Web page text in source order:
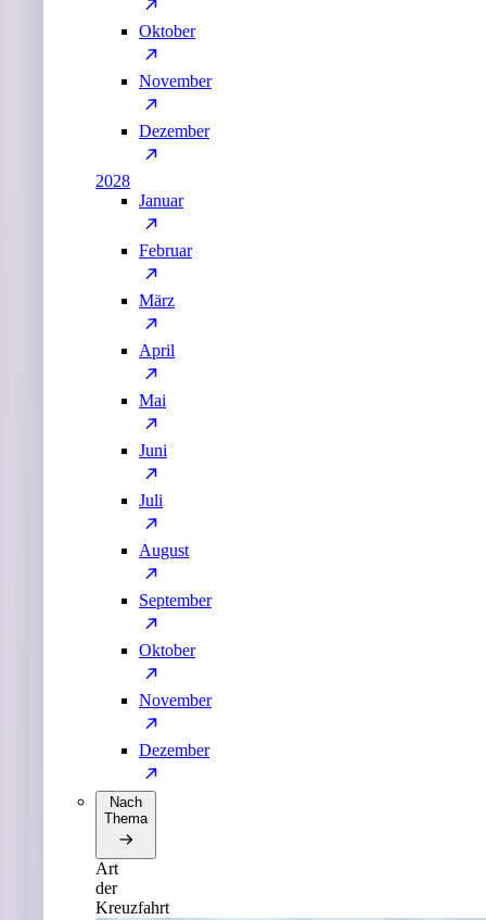
Oktober
November
Dezember
2028
Januar
Februar
März
April
Mai
Juni
Juli
August
September
Oktober
November
Dezember
Nach
Thema
Art
der
Kreuzfahrt